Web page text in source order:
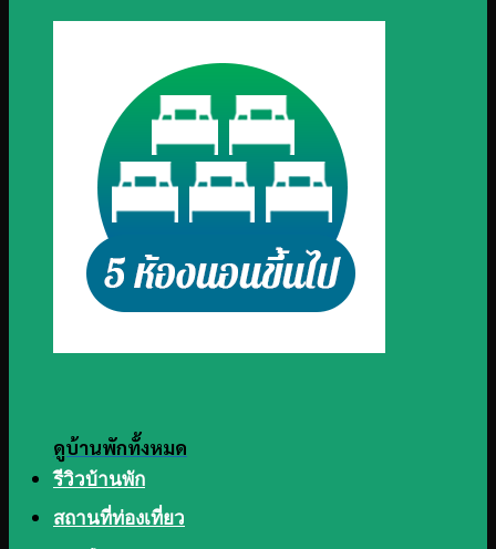
ดูบ้านพักทั้งหมด
รีวิวบ้านพัก
สถานที่ท่องเที่ยว